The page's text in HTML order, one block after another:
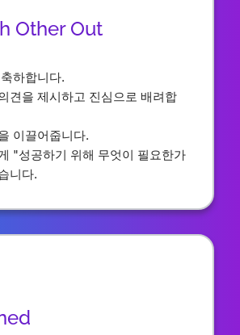
Other Out
하합니다.
견을 제시하고 진심으로 배려합
이끌어줍니다.
"성공하기 위해 무엇이 필요한가
니다.